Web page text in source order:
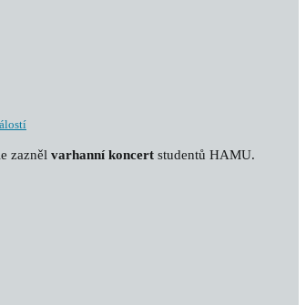
zazněl varhanní koncert studentů HAMU.